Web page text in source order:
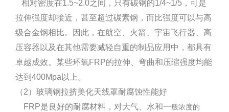
相对密度在1.5~2.0之间，只有碳钢的1/4~1/5，可是
拉伸强度却接近，甚至超过碳素钢，而比强度可以与高
级合金钢相比。因此，在航空、火箭、宇宙飞行器、高
压容器以及在其他需要减轻自重的制品应用中，都具有
卓越成效。某些环氧FRP的拉伸、弯曲和压缩强度均能
达到400Mpa以上。
（2）玻璃钢拉挤美化天线罩耐腐蚀性能好
FRP是良好的耐腐材料，对大气、水和一般浓度的